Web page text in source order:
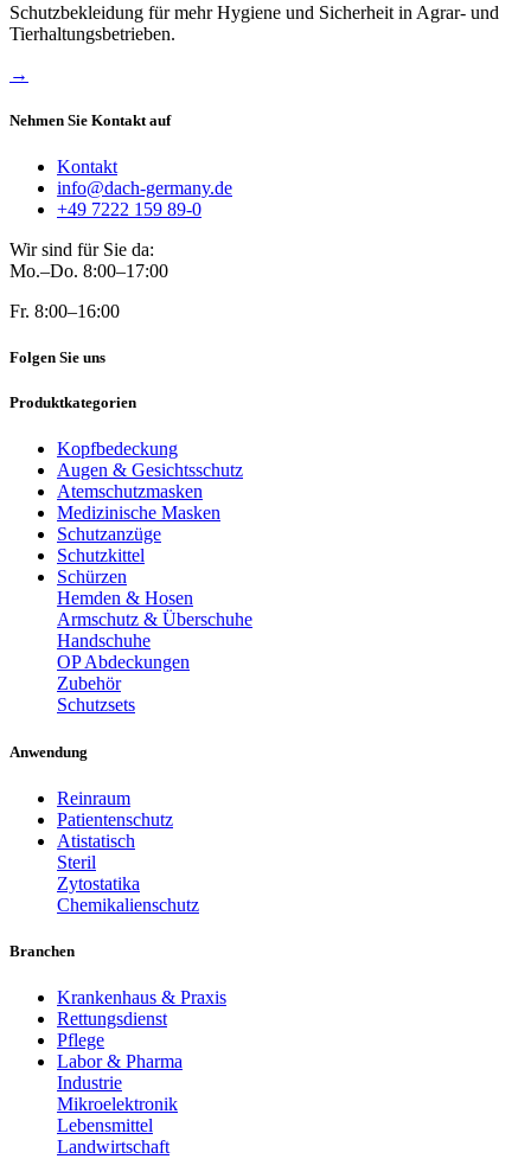
Schutzbekleidung für mehr Hygiene und Sicherheit in Agrar- und
Tierhaltungsbetrieben.
→
Nehmen Sie Kontakt auf
Kontakt
info@dach-germany.de
+49 7222 159 89-0
Wir sind für Sie da:
Mo.–Do. 8:00–17:00
Fr. 8:00–16:00
Folgen Sie uns
Produktkategorien
Kopfbedeckung
Augen & Gesichtsschutz
Atemschutzmasken
Medizinische Masken
Schutzanzüge
Schutzkittel
Schürzen
Hemden & Hosen
Armschutz & Überschuhe
Handschuhe
OP Abdeckungen
Zubehör
Schutzsets
Anwendung
Reinraum
Patientenschutz
Atistatisch
Steril
Zytostatika
Chemikalienschutz
Branchen
Krankenhaus & Praxis
Rettungsdienst
Pflege
Labor & Pharma
Industrie
Mikroelektronik
Lebensmittel
Landwirtschaft